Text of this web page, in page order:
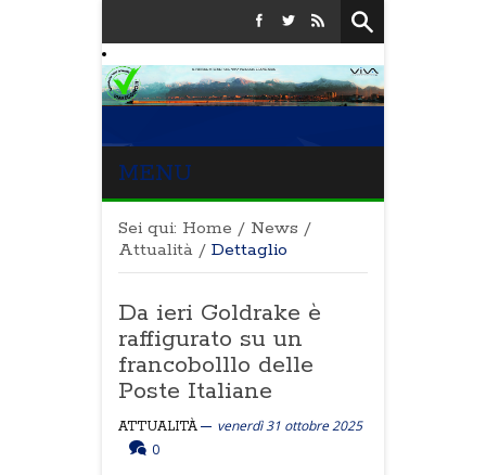
MENU
Sei qui: Home / News /
Attualità / Dettaglio
Da ieri Goldrake è
raffigurato su un
francobolllo delle
Poste Italiane
ATTUALITÀ
venerdì 31 ottobre 2025
0